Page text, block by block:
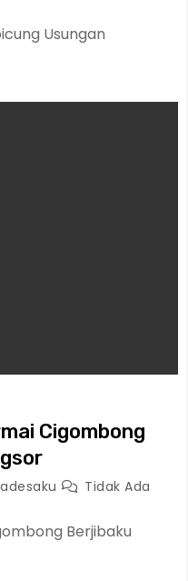
Usungan
Cigombong
Tidak Ada
Berjibaku